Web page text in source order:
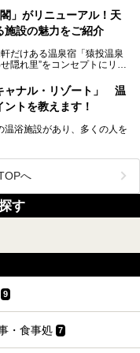
しんでくださいね。
ないよね」という声をよく耳
さにも胸が高鳴ります。
るパブリックサウナが、女
」がリニューアル！天
施設の魅力をご紹介
だけある温泉宿「猿投温泉
隠れ里”をコンセプトにリニ
呂や、新設・改装された客
れたお料理……。
ャナル・リゾート」 温
トを教えます！
浴施設があり、多くの人を
す！
日帰り温泉が多く、「どこに
方も多いと思います。
ナル・リゾート」に出かけ
へ
す
9
・食事処 7